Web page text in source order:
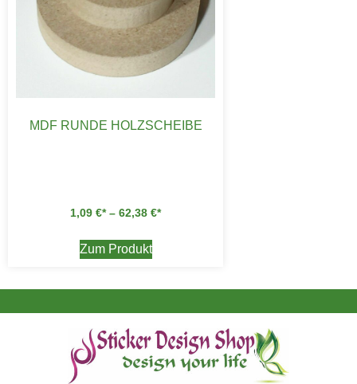
MDF RUNDE HOLZSCHEIBE
1,09 € – 62,38 €
Zum Produkt